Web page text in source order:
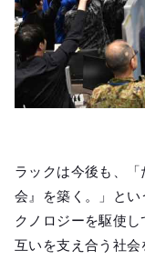
ラックは今後も、
会』を築く。」と
クノロジーを駆使
互いを支え合う社会